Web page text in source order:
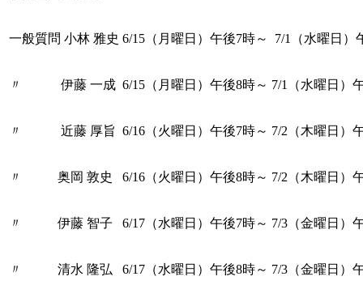
一般質問 小林 雅史 6/15（月曜日）午後7時～ 7/1（水曜日）
〃 伊藤 一成 6/15（月曜日）午後8時～ 7/1（水曜日）
〃 近藤 厚旨 6/16（火曜日）午後7時～ 7/2（木曜日）
〃 奥岡 敦史 6/16（火曜日）午後8時～ 7/2（木曜日）
〃 伊藤 智子 6/17（水曜日）午後7時～ 7/3（金曜日）
〃 清水 隆弘 6/17（水曜日）午後8時～ 7/3（金曜日）